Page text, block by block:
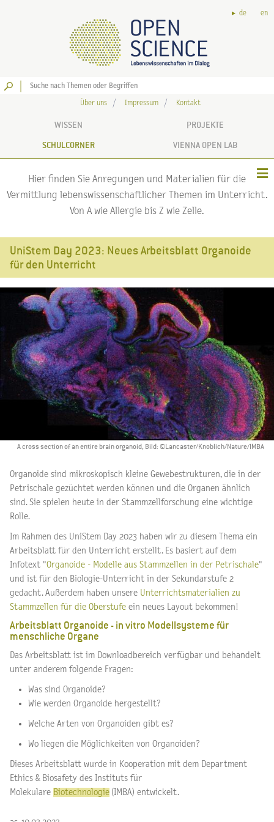
de en
Über uns Impressum Kontakt
WISSEN PROJEKTE
SCHULCORNER VIENNA OPEN LAB
Hier finden Sie Anregungen und Materialien für die
Vermittlung lebenswissenschaftlicher Themen im Unterricht.
Von A wie Allergie bis Z wie Zelle.
UniStem Day 2023: Neues Arbeitsblatt Organoide
für den Unterricht
A cross section of an entire brain organoid, Bild: ©Lancaster/Knoblich/Nature/IMBA
Organoide sind mikroskopisch kleine Gewebestrukturen, die in der
Petrischale gezüchtet werden können und die Organen ähnlich
sind. Sie spielen heute in der Stammzellforschung eine wichtige
Rolle.
Im Rahmen des UniStem Day 2023 haben wir zu diesem Thema ein
Arbeitsblatt für den Unterricht erstellt. Es basiert auf dem
Infotext "Organoide - Modelle aus Stammzellen in der Petrischale"
und ist für den Biologie-Unterricht in der Sekundarstufe 2
gedacht. Außerdem haben unsere Unterrichtsmaterialien zu
Stammzellen für die Oberstufe ein neues Layout bekommen!
Arbeitsblatt Organoide - in vitro Modellsysteme für
menschliche Organe
Das Arbeitsblatt ist im Downloadbereich verfügbar und behandelt
unter anderem folgende Fragen:
Was sind Organoide?
Wie werden Organoide hergestellt?
Welche Arten von Organoiden gibt es?
Wo liegen die Möglichkeiten von Organoiden?
Dieses Arbeitsblatt wurde in Kooperation mit dem Department
Ethics & Biosafety des Instituts für
Molekulare Biotechnologie (IMBA) entwickelt.